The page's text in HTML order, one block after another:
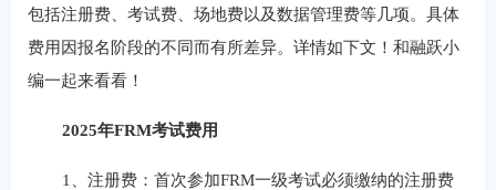
包括注册费、考试费、场地费以及数据管理费等几项。具体
费用因报名阶段的不同而有所差异。详情如下文！和融跃小
编一起来看看！
2025年FRM考试费用
1‌、注册费‌：首次参加FRM一级考试必须缴纳的注册费